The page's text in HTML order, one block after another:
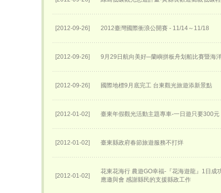
[2012-09-26] 2012臺灣國際衝浪公開賽 - 11/14～11/18
[2012-09-26] 9月29日航向美好─蘭嶼拼板舟划船比賽暨海
[2012-09-26] 國際地標9月底完工 台東觀光旅遊添新景點
[2012-01-02] 臺東年假觀光活動主題專車-一日遊只要300元
[2012-01-02] 臺東縣政府春節旅遊服務不打烊
[2012-01-02]
花東花海行 農遊GO幸福-『花海遊龍』1日成
應邀與會 感謝縣民的支援縣政工作